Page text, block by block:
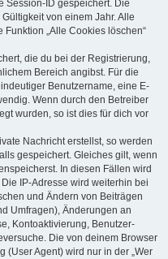
Session-ID gespeichert. Die
von einem Jahr. Alle
„Alle Cookies löschen“
die du bei der Registrierung,
Bereich angibst. Für die
Benutzername, eine E-
Wenn durch den Betreiber
wurden, so ist dies für dich vor
Nachricht erstellst, so werden
gespeichert. Gleiches gilt, wenn
In diesen Fällen wird
IP-Adresse wird weiterhin bei
und Ändern von Beiträgen
Umfragen), Änderungen an
Kontoaktivierung, Benutzer-
Die von deinem Browser
(User Agent) wird nur in der „Wer